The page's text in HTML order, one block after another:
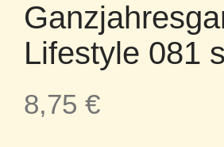
Lifestyle 081
8,75 €